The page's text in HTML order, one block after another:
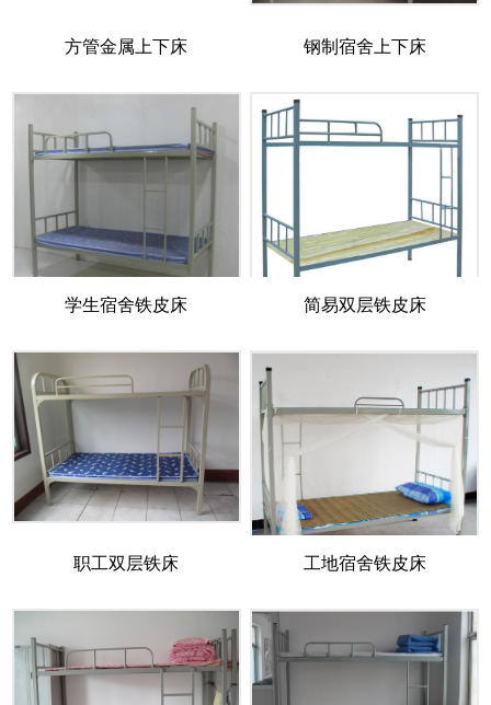
方管金属上下床 钢制宿舍上下床
学生宿舍铁皮床 简易双层铁皮床
职工双层铁床 工地宿舍铁皮床